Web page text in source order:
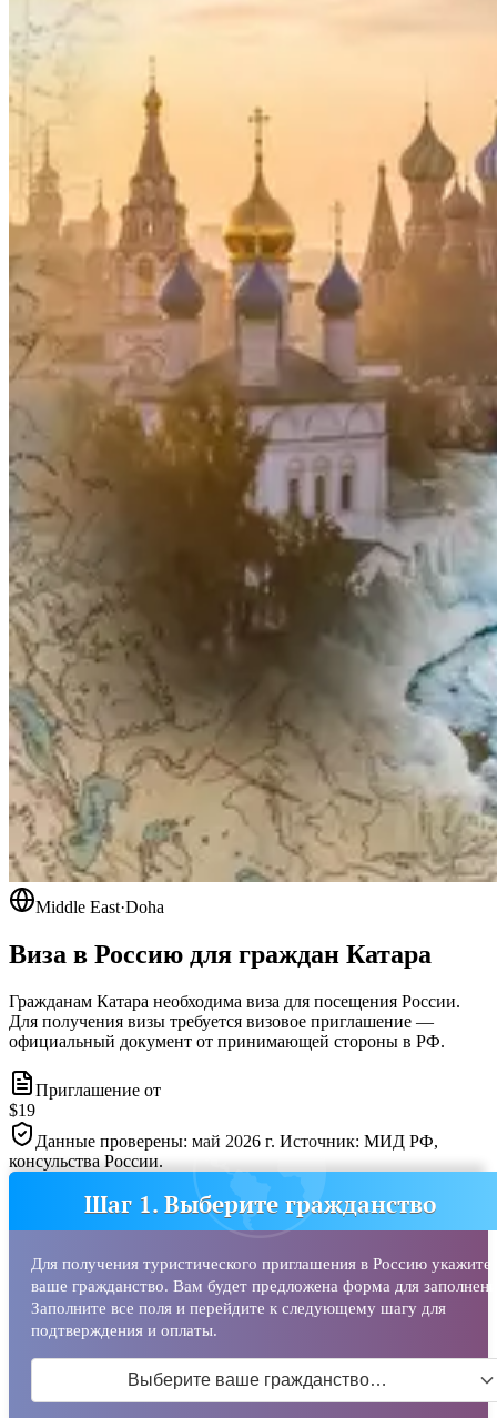
Middle East·Doha
Виза в Россию для граждан Катара
Гражданам Катара необходима виза для посещения России.
Для получения визы требуется визовое приглашение —
официальный документ от принимающей стороны в РФ.
Приглашение от
$19
Данные проверены: май 2026 г. Источник: МИД РФ,
консульства России.
Шаг 1. Выберите гражданство
Для получения туристического приглашения в Россию укажите
ваше гражданство. Вам будет предложена форма для
Заполните все поля и перейдите к следующему шагу для
подтверждения и оплаты.
Выберите ваше гражданство…